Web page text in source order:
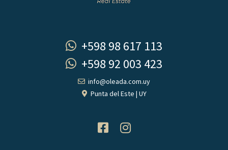
+598 98 617 113
+598 92 003 423
info@oleada.com.uy
Punta del Este | UY